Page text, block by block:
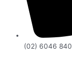
(02) 6046 840